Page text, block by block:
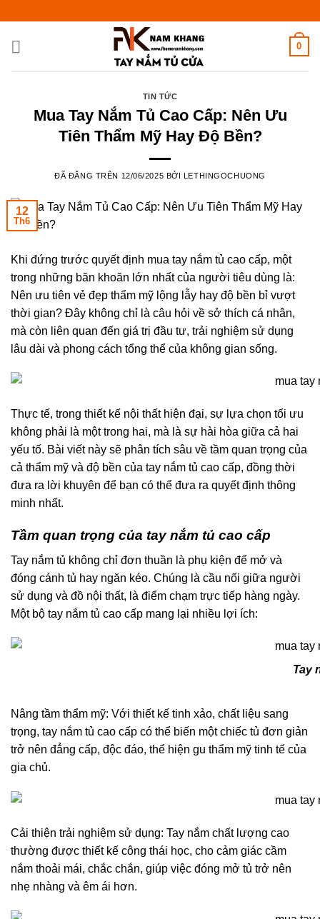
nội
0
TIN TỨC
Mua Tay Nắm Tủ Cao Cấp: Nên Ưu
Tiên Thẩm Mỹ Hay Độ Bền?
ĐÃ ĐĂNG TRÊN 12/06/2025 BỞI LETHINGOCHUONG
12
Th6
Khi đứng trước quyết định mua tay nắm tủ cao cấp, một
trong những băn khoăn lớn nhất của người tiêu dùng là:
Nên ưu tiên vẻ đẹp thẩm mỹ lộng lẫy hay độ bền bỉ vượt
thời gian? Đây không chỉ là câu hỏi về sở thích cá nhân,
mà còn liên quan đến giá trị đầu tư, trải nghiệm sử dụng
lâu dài và phong cách tổng thể của không gian sống.
Thực tế, trong thiết kế nội thất hiện đại, sự lựa chọn tối ưu
không phải là một trong hai, mà là sự hài hòa giữa cả hai
yếu tố. Bài viết này sẽ phân tích sâu về tầm quan trọng của
cả thẩm mỹ và độ bền của tay nắm tủ cao cấp, đồng thời
đưa ra lời khuyên để bạn có thể đưa ra quyết định thông
minh nhất.
Tầm quan trọng của tay nắm tủ cao cấp
Tay nắm tủ không chỉ đơn thuần là phụ kiện để mở và
đóng cánh tủ hay ngăn kéo. Chúng là cầu nối giữa người
sử dụng và đồ nội thất, là điểm chạm trực tiếp hàng ngày.
Một bộ tay nắm tủ cao cấp mang lại nhiều lợi ích:
Tay
Nâng tầm thẩm mỹ: Với thiết kế tinh xảo, chất liệu sang
trọng, tay nắm tủ cao cấp có thể biến một chiếc tủ đơn giản
trở nên đẳng cấp, độc đáo, thể hiện gu thẩm mỹ tinh tế của
gia chủ.
Cải thiện trải nghiệm sử dụng: Tay nắm chất lượng cao
thường được thiết kế công thái học, cho cảm giác cầm
nắm thoải mái, chắc chắn, giúp việc đóng mở tủ trở nên
nhẹ nhàng và êm ái hơn.